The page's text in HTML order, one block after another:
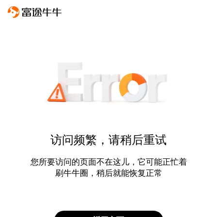
访问频繁，请稍后重试
您所要访问的页面不在这儿，它可能正忙着
刷牛牛圈，稍后就能恢复正常